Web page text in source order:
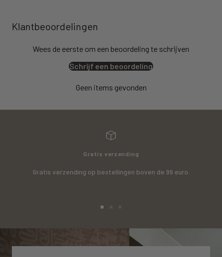
Klantbeoordelingen
Wees de eerste om een beoordeling te schrijven
Schrijf een beoordeling
Geen items gevonden
Gratis verzending
Gratis verzending op bestellingen boven de 99 euro.
1
2
slide
3